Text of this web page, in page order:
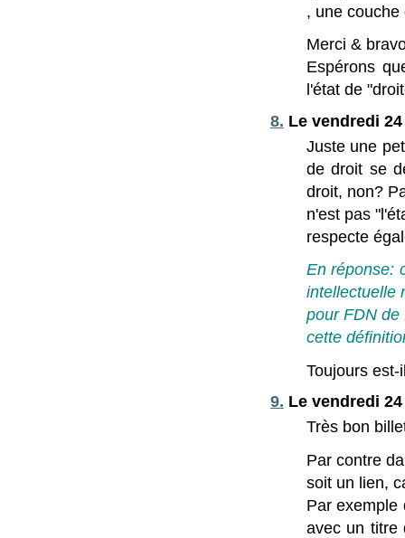
, une
Merci &
Espérons
l'état de
8. Le vendredi
Juste une
de droit se
droit, non?
n'est pas
respecte
En réponse:
intellectuelle
pour FDN de
cette
Toujours
9. Le vendredi
Très bon
Par contre
soit un lien,
Par exemple
avec un titre